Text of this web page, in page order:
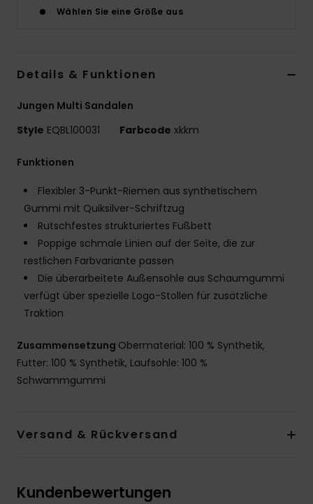
Wählen Sie eine Größe aus
Details & Funktionen
Jungen Multi Sandalen
Style EQBL100031 Farbcode xkkm
Funktionen
Flexibler 3-Punkt-Riemen aus synthetischem
Gummi mit Quiksilver-Schriftzug
Rutschfestes strukturiertes Fußbett
Poppige schmale Linien auf der Seite, die zur
restlichen Farbvariante passen
Die überarbeitete Außensohle aus Schaumgummi
verfügt über spezielle Logo-Stollen für zusätzliche
Traktion
Zusammensetzung Obermaterial: 100 % Synthetik,
Futter: 100 % Synthetik, Laufsohle: 100 %
Schwammgummi
Versand & Rückversand
Kundenbewertungen